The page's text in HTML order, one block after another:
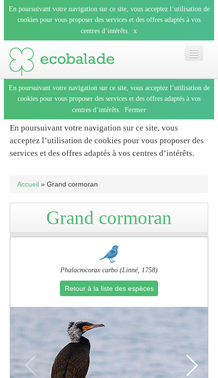
En poursuivant votre navigation sur ce site, vous acceptez l’utilisation de
cookies pour vous proposer des services et des offres adaptés à vos
centres d’intérêts.
x
Accueil
Les balades
Les espèces
Pro
En poursuivant votre navigation sur ce site, vous acceptez l’utilisation de
cookies pour vous proposer des services et des offres adaptés à vos
centres d’intérêts.
Fermer
En poursuivant votre navigation sur ce site, vous
acceptez l’utilisation de cookies pour vous proposer des
services et des offres adaptés à vos centres d’intérêts.
Accueil » Grand cormoran
Grand cormoran
Phalacrocorax carbo (Linné, 1758)
Retour à la liste des espèces